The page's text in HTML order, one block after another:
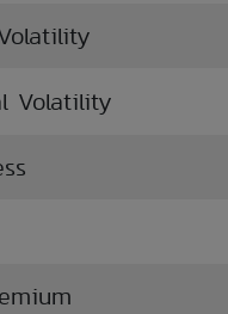
Volatility